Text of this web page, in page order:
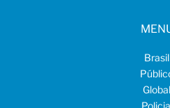
Brasil
Global